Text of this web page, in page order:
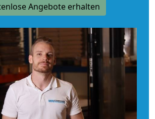
Angebote erhalten